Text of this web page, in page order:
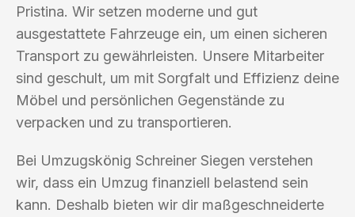
Pristina. Wir setzen moderne und gut
ausgestattete Fahrzeuge ein, um einen sicheren
Transport zu gewährleisten. Unsere Mitarbeiter
sind geschult, um mit Sorgfalt und Effizienz deine
Möbel und persönlichen Gegenstände zu
verpacken und zu transportieren.
Bei Umzugskönig Schreiner Siegen verstehen
wir, dass ein Umzug finanziell belastend sein
kann. Deshalb bieten wir dir maßgeschneiderte